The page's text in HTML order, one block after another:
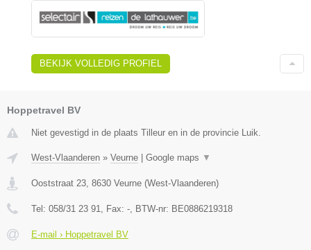
BEKIJK VOLLEDIG PROFIEL
Hoppetravel BV
Niet gevestigd in de plaats Tilleur en in de provincie Luik.
West-Vlaanderen » Veurne | Google maps ▼
Ooststraat 23 8630 Veurne (West-Vlaanderen)
Tel: 058/31 23 91 , Fax: - , BTW-nr: BE0886219318
E-mail › Hoppetravel BV